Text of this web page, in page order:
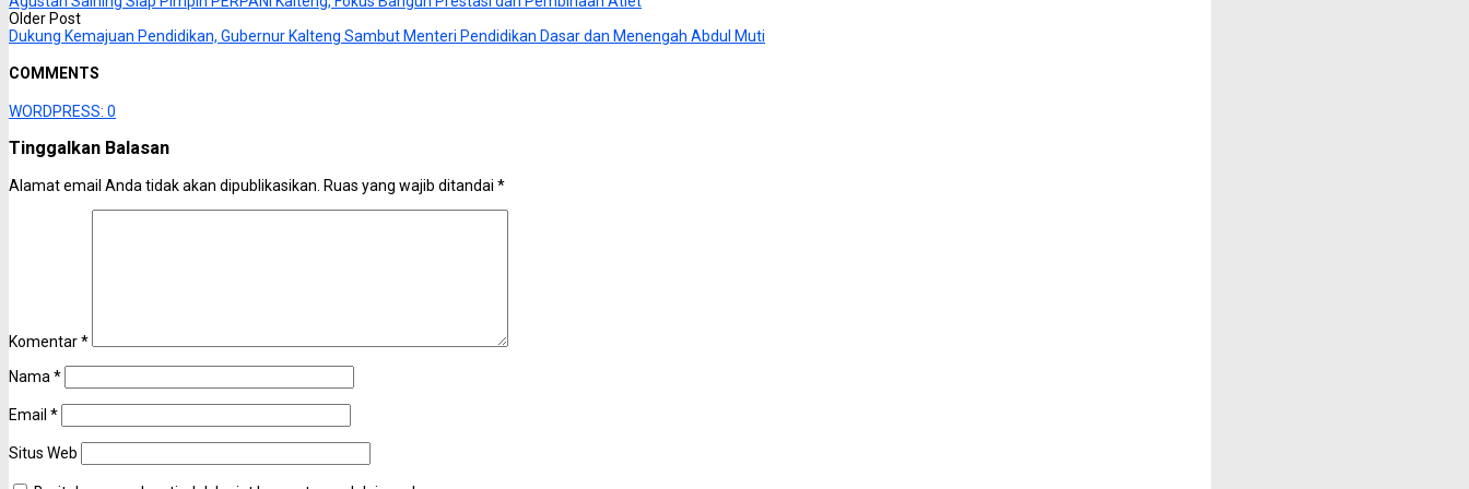
Older Post
Dukung Kemajuan Pendidikan, Gubernur Kalteng Sambut Menteri Pendidikan Dasar dan Menengah Abdul Muti
COMMENTS
WORDPRESS: 0
Tinggalkan Balasan
Alamat email Anda tidak akan dipublikasikan. Ruas yang wajib ditandai *
Komentar*
Nama *
Email *
Situs Web